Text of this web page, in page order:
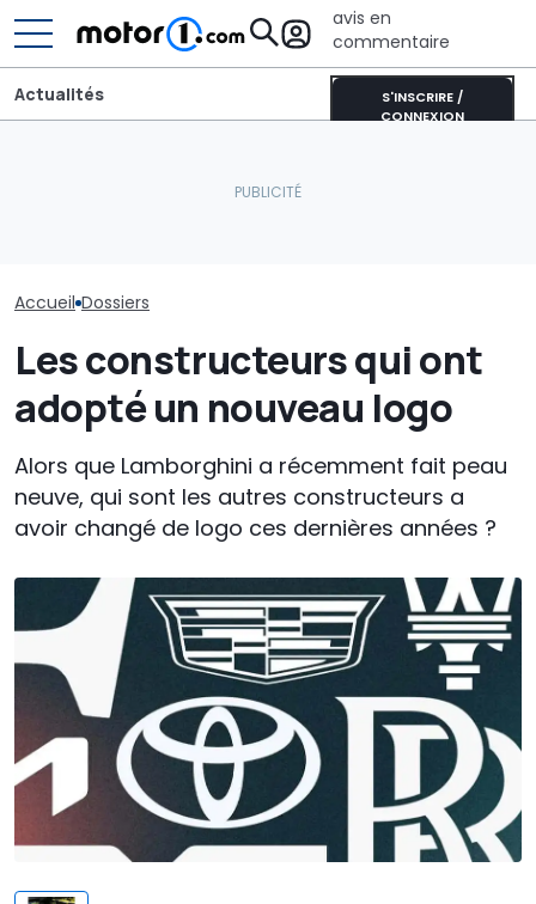
avis en
commentaire
S'INSCRIRE /
CONNEXION
Actualités
Accueil Dossiers
Les constructeurs qui ont
adopté un nouveau logo
Alors que Lamborghini a récemment fait peau
neuve, qui sont les autres constructeurs a
avoir changé de logo ces dernières années ?